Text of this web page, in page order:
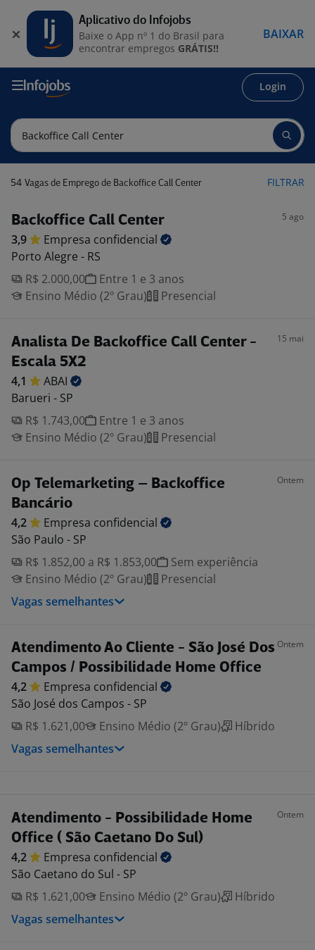
Login
54 Vagas de Emprego de Backoffice Call Center FILTRAR
Backoffice Call Center 5 ago
3,9 Empresa confidencial
Porto Alegre - RS
R$ 2.000,00
Entre 1 e 3 anos
Ensino Médio (2º Grau)
Presencial
Analista De Backoffice Call Center -
Escala 5X2
15 mai
4,1
ABAI
Barueri - SP
R$ 1.743,00
Entre 1 e 3 anos
Ensino Médio (2º Grau)
Presencial
Op Telemarketing – Backoffice
Bancário
Ontem
4,2 Empresa confidencial
São Paulo - SP
R$ 1.852,00 a R$ 1.853,00
Sem experiência
Ensino Médio (2º Grau)
Presencial
Vagas semelhantes
Atendimento Ao Cliente - São José Dos
Campos / Possibilidade Home Office
Ontem
4,2 Empresa confidencial
São José dos Campos - SP
R$ 1.621,00
Ensino Médio (2º Grau)
Híbrido
Vagas semelhantes
Atendimento - Possibilidade Home
Office ( São Caetano Do Sul)
Ontem
4,2 Empresa confidencial
São Caetano do Sul - SP
R$ 1.621,00
Ensino Médio (2º Grau)
Híbrido
Vagas semelhantes
Aplicativo do Infojobs
Baixe o App nº 1 do Brasil para
encontrar empregos GRÁTIS!!
BAIXAR